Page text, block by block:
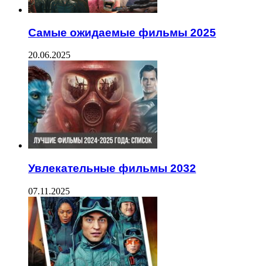
Самые ожидаемые фильмы 2025
20.06.2025
Увлекательные фильмы 2032
07.11.2025